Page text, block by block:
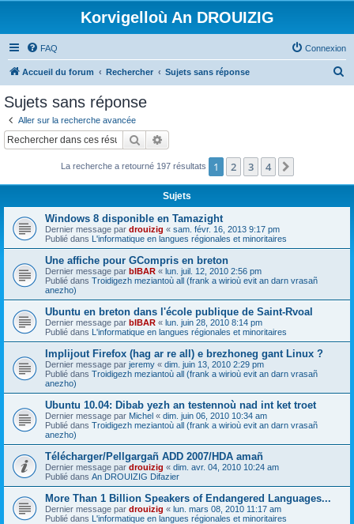
Korvigelloù An DROUIZIG
FAQ Connexion
Accueil du forum Rechercher Sujets sans réponse
c
Sujets sans réponse
Aller sur la recherche avancée
Rechercher
La recherche a retourné 197 résultats 1 2 3 4
Sujets
Windows 8 disponible en Tamazight
Dernier message par drouizig « sam. févr. 16, 2013 9:17 pm
Publié dans L'informatique en langues régionales et minoritaires
Une affiche pour GCompris en breton
Dernier message par bIBAR « lun. juil. 12, 2010 2:56 pm
Publié dans Troidigezh meziantoù all (frank a wirioù evit an darn vrasañ
anezho)
Ubuntu en breton dans l'école publique de Saint-Rvoal
Dernier message par bIBAR « lun. juin 28, 2010 8:14 pm
Publié dans L'informatique en langues régionales et minoritaires
Implijout Firefox (hag ar re all) e brezhoneg gant Linux ?
Dernier message par jeremy « dim. juin 13, 2010 2:29 pm
Publié dans Troidigezh meziantoù all (frank a wirioù evit an darn vrasañ
anezho)
Ubuntu 10.04: Dibab yezh an testennoù nad int ket troet
Dernier message par Michel « dim. juin 06, 2010 10:34 am
Publié dans Troidigezh meziantoù all (frank a wirioù evit an darn vrasañ
anezho)
Télécharger/Pellgargañ ADD 2007/HDA amañ
Dernier message par drouizig « dim. avr. 04, 2010 10:24 am
Publié dans An DROUIZIG Difazier
More Than 1 Billion Speakers of Endangered Languages...
Dernier message par drouizig « lun. mars 08, 2010 11:17 am
Publié dans L'informatique en langues régionales et minoritaires